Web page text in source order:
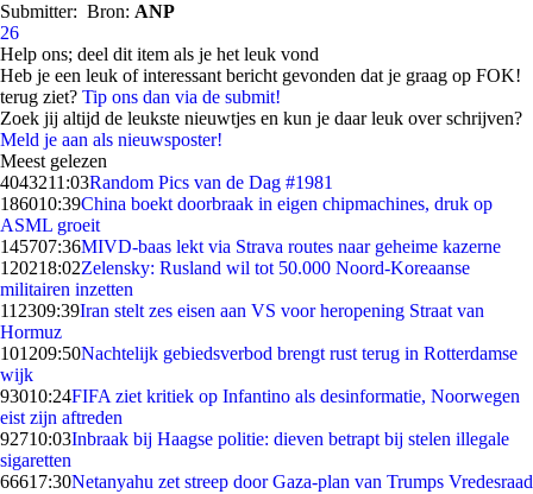
Submitter: Bron: ANP
26
Help ons; deel dit item als je het leuk vond
Heb je een leuk of interessant bericht gevonden dat je graag op FOK!
terug ziet? Tip ons dan via de submit!
Zoek jij altijd de leukste nieuwtjes en kun je daar leuk over schrijven?
Meld je aan als nieuwsposter!
Meest gelezen
4043211:03Random Pics van de Dag #1981
186010:39China boekt doorbraak in eigen chipmachines, druk op
ASML groeit
145707:36MIVD-baas lekt via Strava routes naar geheime kazerne
120218:02Zelensky: Rusland wil tot 50.000 Noord-Koreaanse
militairen inzetten
112309:39Iran stelt zes eisen aan VS voor heropening Straat van
Hormuz
101209:50Nachtelijk gebiedsverbod brengt rust terug in Rotterdamse
wijk
93010:24FIFA ziet kritiek op Infantino als desinformatie, Noorwegen
eist zijn aftreden
92710:03Inbraak bij Haagse politie: dieven betrapt bij stelen illegale
sigaretten
66617:30Netanyahu zet streep door Gaza-plan van Trumps Vredesraad